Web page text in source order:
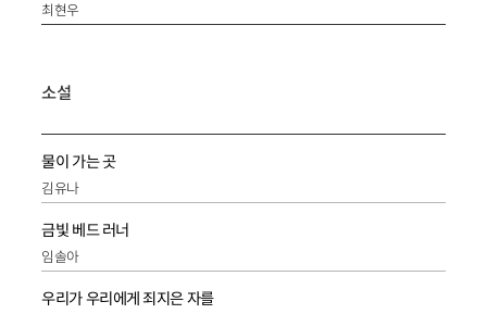
최현우
소설
물이 가는 곳
김유나
금빛 베드 러너
임솔아
우리가 우리에게 죄지은 자를